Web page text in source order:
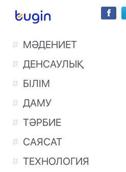
МӘДЕНИЕТ
ДЕНСАУЛЫҚ
БІЛІМ
ДАМУ
ТӘРБИЕ
САЯСАТ
ТЕХНОЛОГИЯ